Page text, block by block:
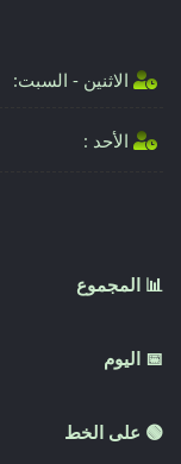
الاثنين - السبت:
الأحد :
📊 المجموع
📅 اليوم
🟢 على الخط